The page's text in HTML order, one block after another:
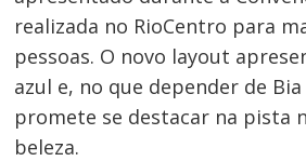
realizada no RioCentro para
pessoas. O novo layout
azul e, no que depender de
promete se destacar na pista
beleza.